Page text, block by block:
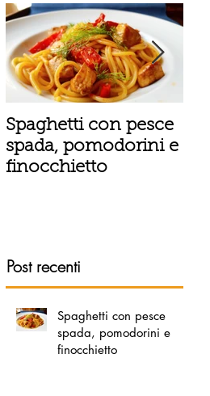
Spaghetti con pesce
spada, pomodorini e
finocchietto
Post recenti
Spaghetti con pesce
spada, pomodorini e
finocchietto